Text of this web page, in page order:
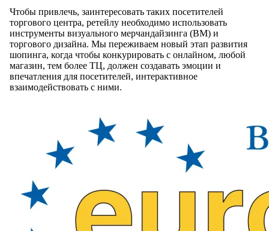
Чтобы привлечь, заинтересовать таких посетителей
торгового центра, ретейлу необходимо использовать
инструменты визуального мерчандайзинга (ВМ) и
торгового дизайна. Мы переживаем новый этап развития
шопинга, когда чтобы конкурировать с онлайном, любой
магазин, тем более ТЦ, должен создавать эмоции и
впечатления для посетителей, интерактивное
взаимодействовать с ними.